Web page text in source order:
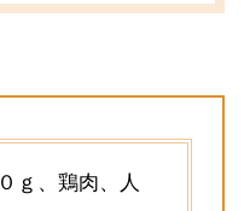
ｇ、鶏肉、人